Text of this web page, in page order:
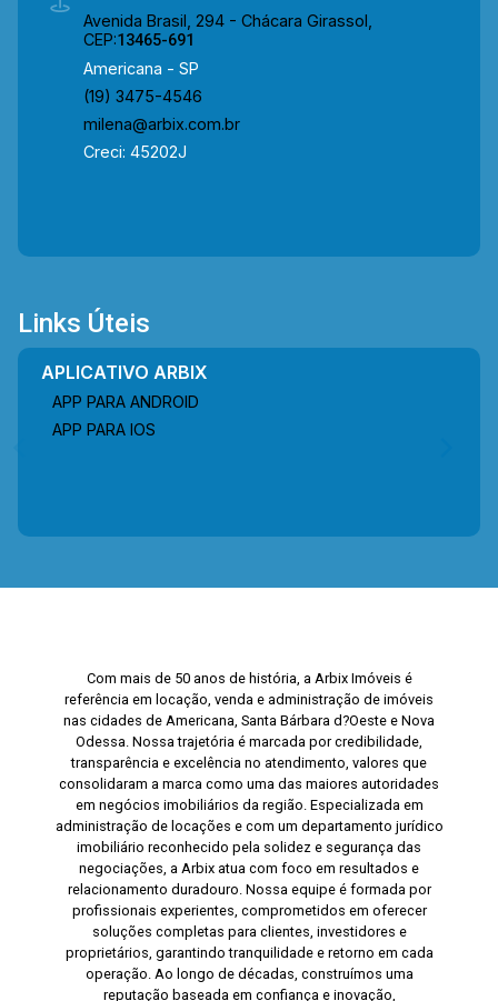
Avenida Brasil, 294 - Chácara Girassol,
CEP:13465-691
Americana - SP
(19) 3475-4546
milena@arbix.com.br
Creci: 45202J
Links Úteis
APLICATIVO ARBIX
APP PARA ANDROID
APP PARA IOS
Com mais de 50 anos de história, a Arbix Imóveis é
referência em locação, venda e administração de imóveis
nas cidades de Americana, Santa Bárbara d?Oeste e Nova
Odessa. Nossa trajetória é marcada por credibilidade,
transparência e excelência no atendimento, valores que
consolidaram a marca como uma das maiores autoridades
em negócios imobiliários da região. Especializada em
administração de locações e com um departamento jurídico
imobiliário reconhecido pela solidez e segurança das
negociações, a Arbix atua com foco em resultados e
relacionamento duradouro. Nossa equipe é formada por
profissionais experientes, comprometidos em oferecer
soluções completas para clientes, investidores e
proprietários, garantindo tranquilidade e retorno em cada
operação. Ao longo de décadas, construímos uma
reputação baseada em confiança e inovação,